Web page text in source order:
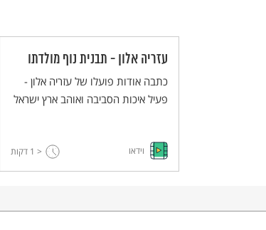
עזריה אלון - תבנית נוף מולדתו
כתבה אודות פועלו של עזריה אלון -
פעיל איכות הסביבה ואוהב ארץ ישראל
וידאו < 1 דקות